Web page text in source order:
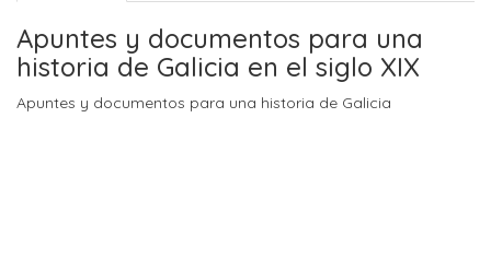
Apuntes y documentos para una
historia de Galicia en el siglo XIX
Apuntes y documentos para una historia de Galicia